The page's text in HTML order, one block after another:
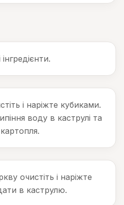
і наріжте кубиками.
воду в каструлі та
очистіть і наріжте
в каструлю.